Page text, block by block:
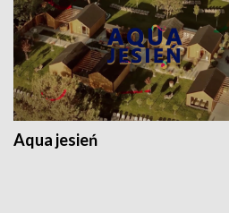
Aqua jesień